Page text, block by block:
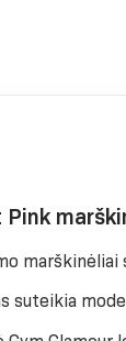
Pink
marškinėliai
suteikia